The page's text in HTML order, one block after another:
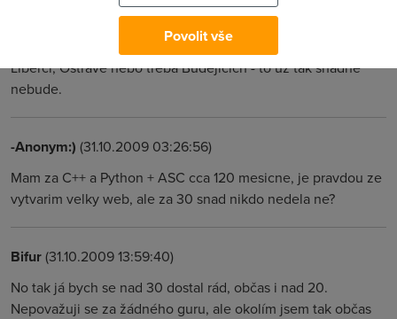
(22.10.2009 08:12:33)
No to je Praha, zkus si sehnat podobnou práci třeba v
Liberci, Ostravě nebo třeba Budějicích - to už tak snadné
nebude.
-Anonym:) (31.10.2009 03:26:56)
Mam za C++ a Python + ASC cca 120 mesicne, je pravdou ze
vytvarim velky web, ale za 30 snad nikdo nedela ne?
Bifur(31.10.2009 13:59:40)
No tak já bych se nad 30 dostal rád, občas i nad 20.
Nepovažuji se za žádného guru, ale okolím jsem tak občas
Povolit vše